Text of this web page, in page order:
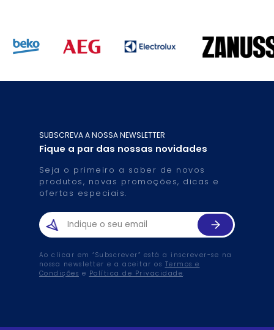
SUBSCREVA A NOSSA NEWSLETTER
Fique a par das nossas novidades
Seja o primeiro a saber de novos
produtos, novas promoções, dicas e
ofertas especiais.
Ao clicar em “Subscrever” está a inscrever-se na
nossa newsletter e a aceitar os Termos e
Condições e Política de Privacidade.